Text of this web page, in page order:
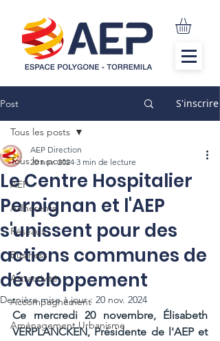
Post S'inscrire
Tous les posts
AEP
Adhérents
Réseaux
Business
Attractivité
Accompagnement
Aménagement Urbanisme
Tous les posts
Le Centre Hospitalier
Perpignan et l'AEP
s'unissent pour des
actions communes de
développement
AEP Direction
20 nov. 2024 3 min de lecture
Dernière mise à jour : 20 nov. 2024
Ce mercredi 20 novembre, Élisabeth
VERPLANCKEN, Présidente de l'AEP et